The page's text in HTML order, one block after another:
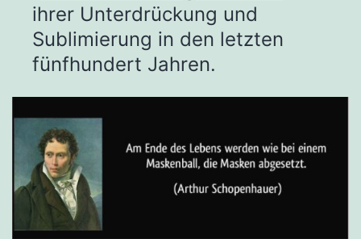
ihrer Unterdrückung und
Sublimierung in den letzten
fünfhundert Jahren.